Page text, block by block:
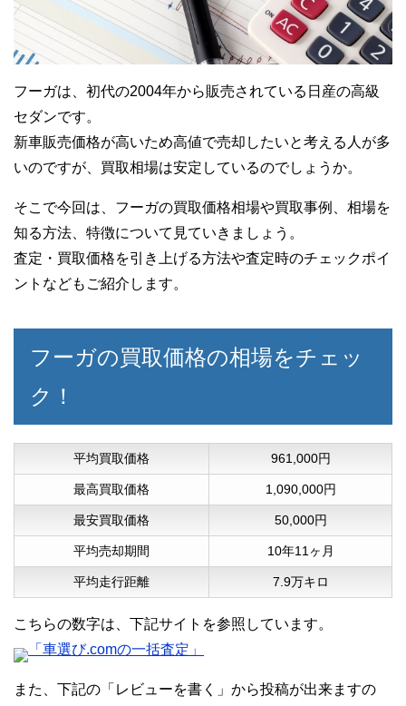
フーガは、初代の2004年から販売されている日産の高級
セダンです。
新車販売価格が高いため高値で売却したいと考える人が多
いのですが、買取相場は安定しているのでしょうか。
そこで今回は、フーガの買取価格相場や買取事例、相場を
知る方法、特徴について見ていきましょう。
査定・買取価格を引き上げる方法や査定時のチェックポイ
ントなどもご紹介します。
フーガの買取価格の相場をチェッ
ク！
平均買取価格 961,000円
最高買取価格 1,090,000円
最安買取価格 50,000円
平均売却期間 10年11ヶ月
平均走行距離 7.9万キロ
こちらの数字は、下記サイトを参照しています。
「車選び.comの一括査定」
また、下記の「レビューを書く」から投稿が出来ますの